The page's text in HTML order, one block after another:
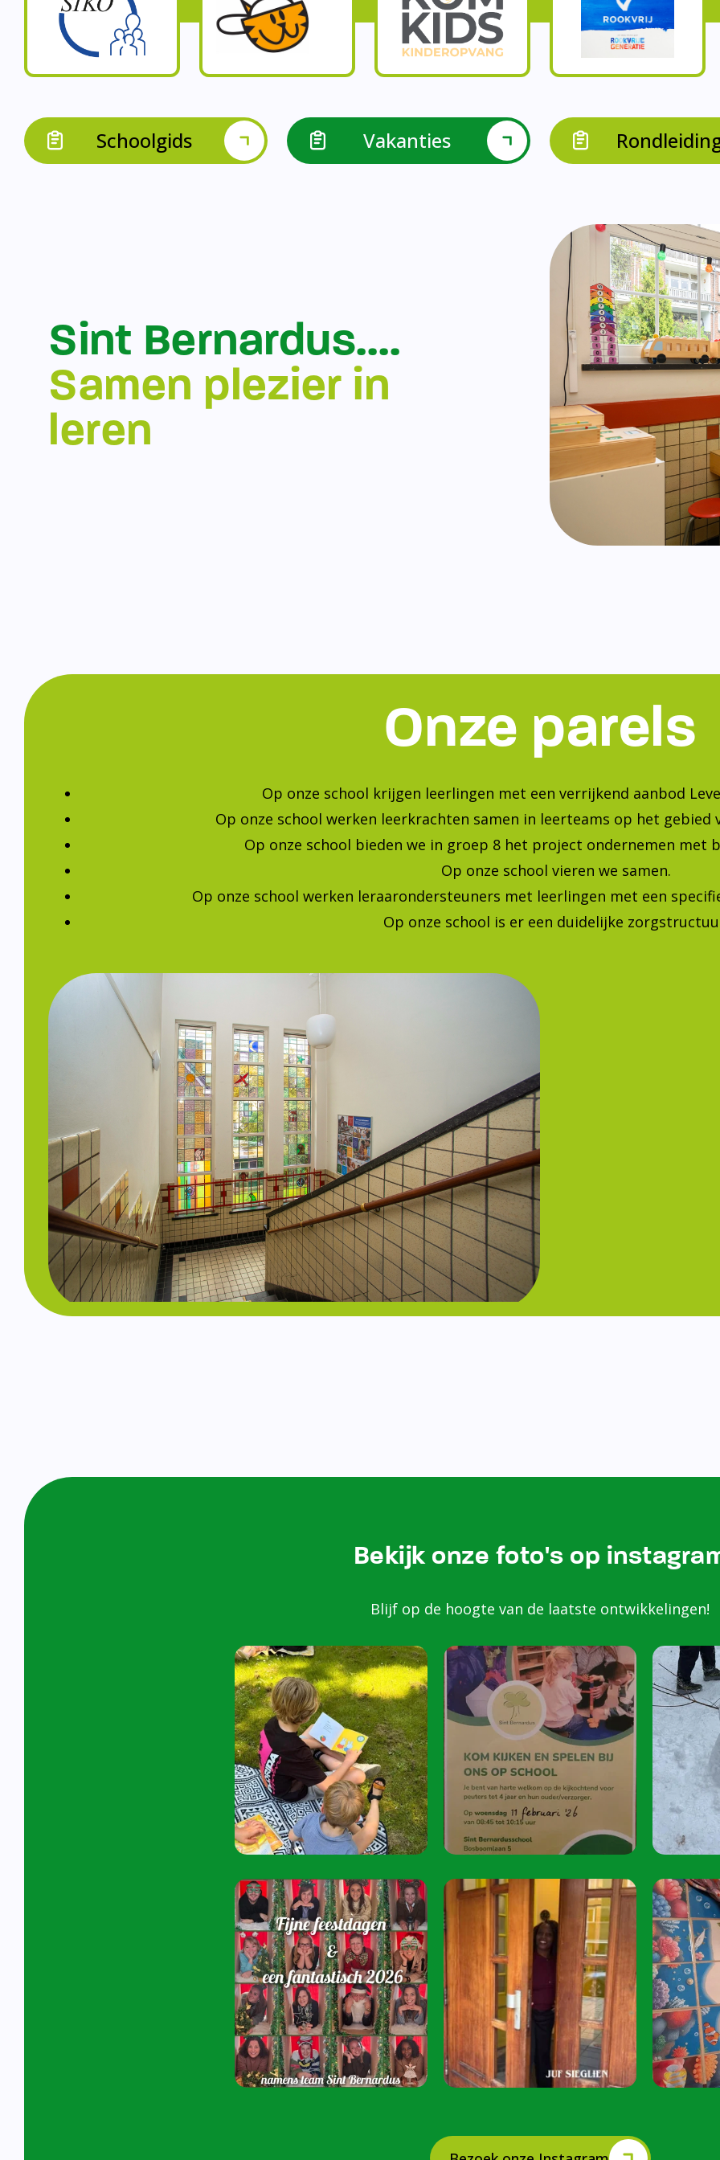
Op onze school krijgen leerlingen met een verrijkend aanbod
Op onze school bieden we in groep 8 het project ondernemen met
Op onze school vieren we samen.
Bekijk onze foto's op
Blijf op de hoogte van de laatste ontwikkelingen!
Kom
Peuters van 2
harte welkom
juni 2026 van
Speel je mee?